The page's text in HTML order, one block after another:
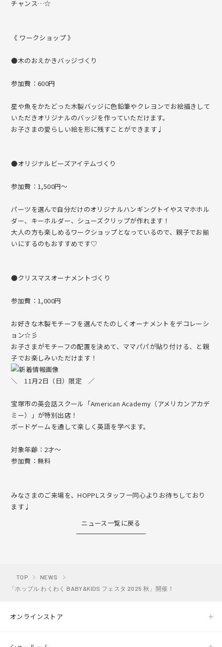
チャンス…☆
《 ワークショップ 》
●木のおえかきバッジづくり
参加費：600円
星や魚をかたどった木製バッジに色鉛筆やクレヨンでお絵描きして
いただきオリジナルのバッジを作っていただけます。
お子さまの愛らしい絵を形に残すことができます♩
●オリジナルビーズアイテムづくり
参加費：1,500円～
パーツを選んで自分だけのオリジナルハンギングトイやスマホホル
ダー、キーホルダー、シューズクリップが作れます！
大人の方も楽しめるワークショップとなっているので、親子でお揃
いにするのもおすすめです♡
●クリスマスオーナメントづくり
参加費：1,000円
お好きな木製モチーフを選んでたのしくオーナメントをデコレーシ
ョン☆彡
お子さまがモチーフの配置を決めて、ママパパが貼り付ける、と親
子でお楽しみいただけます！
＼ 11月2日（日）限定 ／
宝塚市の英会話スクール「American Academy（アメリカンアカデ
ミー）」が特別出店！
ボードゲームを通して楽しく英語を学べます。
対象年齢：2才～
参加費：無料
みなさまのご来場を、HOPPLスタッフ一同心よりお待ちしており
ます♩
ニュース一覧に戻る
TOP
NEWS
「ホップル わくわく BABY&KIDS フェスタ 2025 秋」開催！
オンラインストア